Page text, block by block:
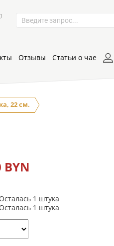
Отзывы Статьи о чае
22 см.
BYN
1 штука
1 штука